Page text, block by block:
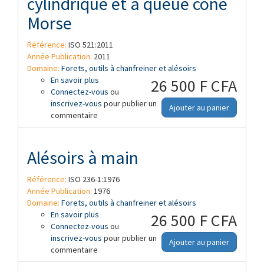
Morse
Référence: ISO 521:2011
Année Publication: 2011
Domaine: Forets, outils à chanfreiner et alésoirs
26 500 F CFA
Ajouter au panier
En savoir plus à propos de Alésoirs à machine, à queue
cylindrique et à queue cône Morse
Connectez-vous ou
inscrivez-vous pour publier un
commentaire
Alésoirs à main
Référence: ISO 236-1:1976
Année Publication: 1976
Domaine: Forets, outils à chanfreiner et alésoirs
26 500 F CFA
Ajouter au panier
En savoir plus à propos de Alésoirs à main
Connectez-vous ou
inscrivez-vous pour publier un
commentaire